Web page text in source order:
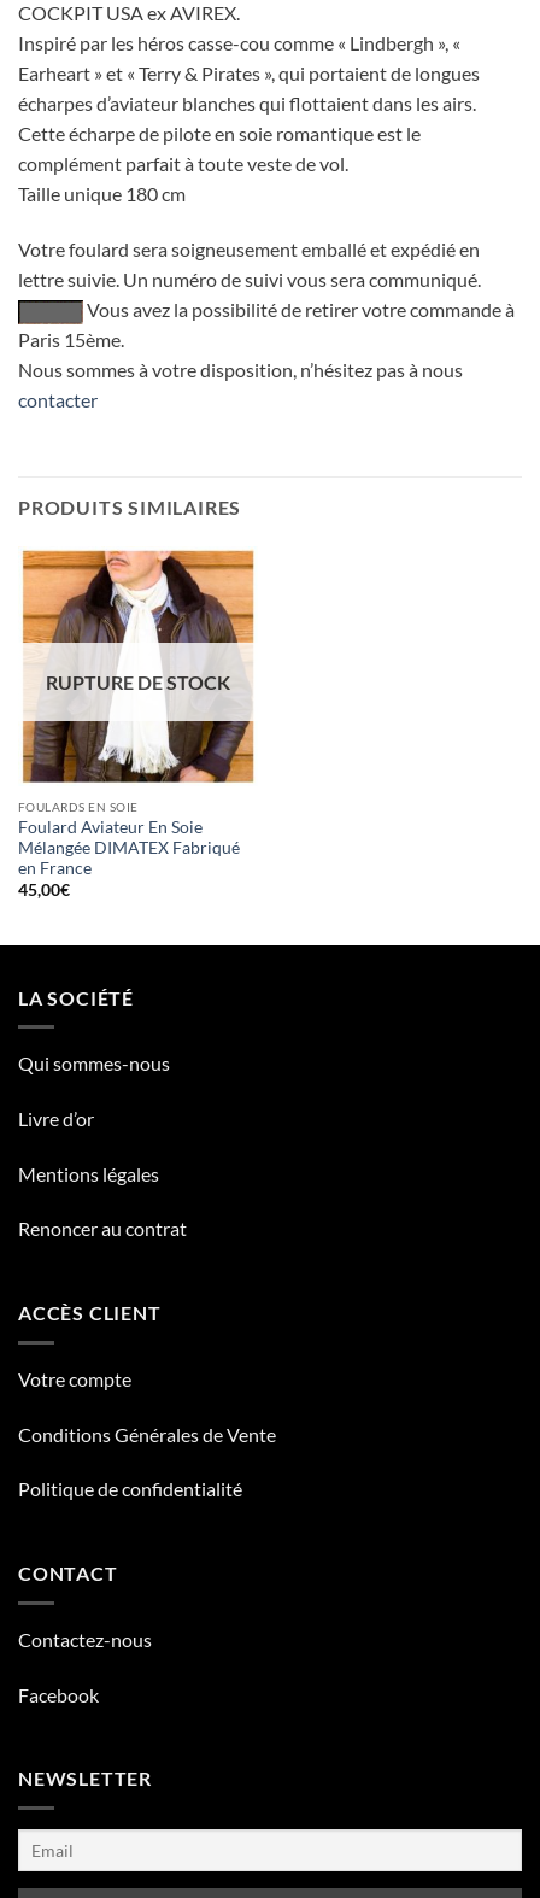
COCKPIT USA ex AVIREX.
Inspiré par les héros casse-cou comme « Lindbergh », «
Earheart » et « Terry & Pirates », qui portaient de longues
écharpes d’aviateur blanches qui flottaient dans les airs.
Cette écharpe de pilote en soie romantique est le
complément parfait à toute veste de vol.
Taille unique 180 cm
Votre foulard sera soigneusement emballé et expédié en
lettre suivie. Un numéro de suivi vous sera communiqué.
Vous avez la possibilité de retirer votre commande à
Paris 15ème.
Nous sommes à votre disposition, n’hésitez pas à nous
contacter
PRODUITS SIMILAIRES
RUPTURE DE STOCK
FOULARDS EN SOIE
Foulard Aviateur En Soie
Mélangée DIMATEX Fabriqué
en France
45,00€
LA SOCIÉTÉ
Qui sommes-nous
Livre d’or
Mentions légales
Renoncer au contrat
ACCÈS CLIENT
Votre compte
Conditions Générales de Vente
Politique de confidentialité
CONTACT
Contactez-nous
Facebook
NEWSLETTER